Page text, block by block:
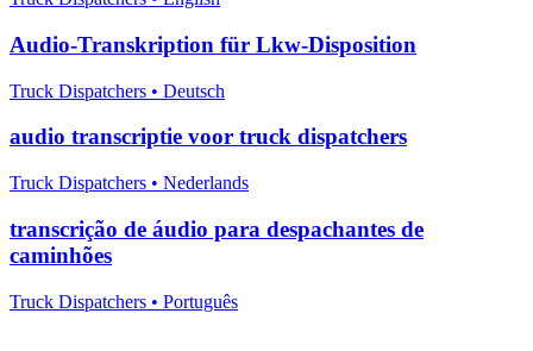
Audio-Transkription für Lkw-Disposition
Truck Dispatchers • Deutsch
audio transcriptie voor truck dispatchers
Truck Dispatchers • Nederlands
transcrição de áudio para despachantes de
caminhões
Truck Dispatchers • Português